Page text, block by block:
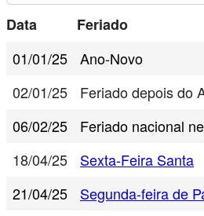
Data
Feriado
01/01/25
Ano-Novo
02/01/25
Feriado depois do
06/02/25
Feriado nacional
18/04/25
Sexta-Feira Santa
21/04/25
Segunda-feira de